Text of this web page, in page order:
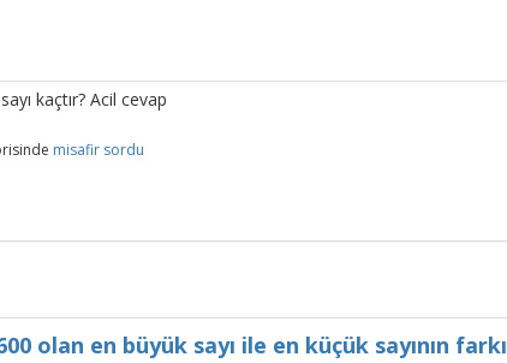
kaçtır? Acil cevap
misafir sordu
olan en büyük sayı ile en küçük sayının farkı